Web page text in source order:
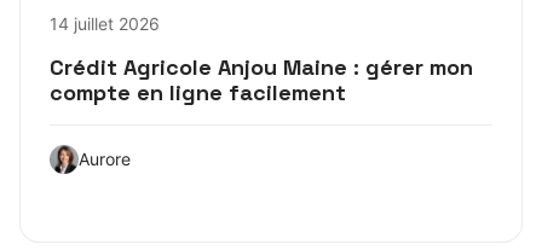
14 juillet 2026
Crédit Agricole Anjou Maine : gérer mon
compte en ligne facilement
Aurore